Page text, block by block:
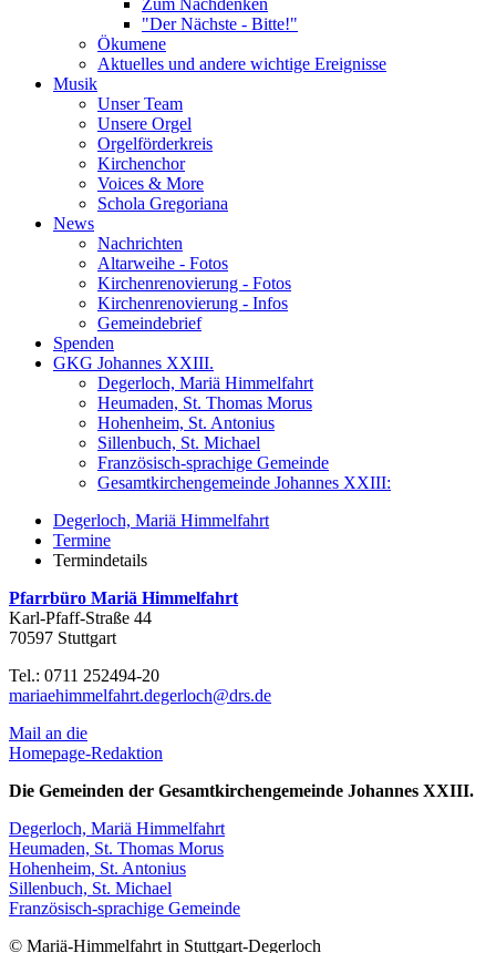
Zum Nachdenken
"Der Nächste - Bitte!"
Ökumene
Aktuelles und andere wichtige Ereignisse
Musik
Unser Team
Unsere Orgel
Orgelförderkreis
Kirchenchor
Voices & More
Schola Gregoriana
News
Nachrichten
Altarweihe - Fotos
Kirchenrenovierung - Fotos
Kirchenrenovierung - Infos
Gemeindebrief
Spenden
GKG Johannes XXIII.
Degerloch, Mariä Himmelfahrt
Heumaden, St. Thomas Morus
Hohenheim, St. Antonius
Sillenbuch, St. Michael
Französisch-sprachige Gemeinde
Gesamtkirchengemeinde Johannes XXIII:
Degerloch, Mariä Himmelfahrt
Termine
Termindetails
Pfarrbüro Mariä Himmelfahrt
Karl-Pfaff-Straße 44
70597 Stuttgart
Tel.: 0711 252494-20
mariaehimmelfahrt.degerloch@drs.de
Mail an die
Homepage-Redaktion
Die Gemeinden der Gesamtkirchengemeinde Johannes XXIII.
Degerloch, Mariä Himmelfahrt
Heumaden, St. Thomas Morus
Hohenheim, St. Antonius
Sillenbuch, St. Michael
Französisch-sprachige Gemeinde
© Mariä-Himmelfahrt in Stuttgart-Degerloch